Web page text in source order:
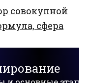
совокупной
сфера